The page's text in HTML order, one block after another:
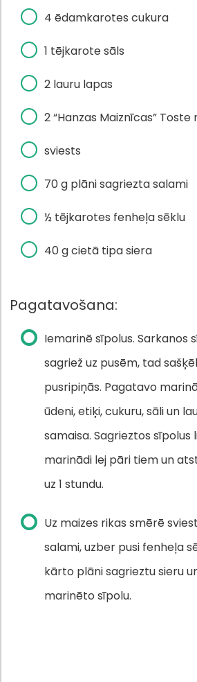
4 ēdamkarotes cukura
1 tējkarote sāls
2 lauru lapas
2 “Hanzas Maiznīcas” Toste
sviests
70 g plāni sagriezta salami
½ tējkarotes fenheļa sēklu
40 g cietā tipa siera
Pagatavošana:
Iemarinē sīpolus. Sarkanos
sagriež uz pusēm, tad
pusripiņās. Pagatavo
ūdeni, etiķi, cukuru, sāli un
samaisa. Sagrieztos sīpolus
marinādi lej pāri tiem un
uz 1 stundu.
Uz maizes rikas smērē
salami, uzber pusi fenheļa
kārto plāni sagrieztu sieru
marinēto sīpolu.